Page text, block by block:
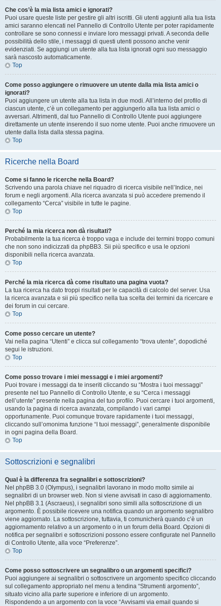
Che cos’è la mia lista amici e ignorati?
Puoi usare queste liste per gestire gli altri iscritti. Gli utenti aggiunti alla tua lista
amici saranno elencati nel Pannello di Controllo Utente per poter rapidamente
controllare se sono connessi e inviare loro messaggi privati. A seconda delle
possibilità dello stile, i messaggi di questi utenti possono anche venir
evidenziati. Se aggiungi un utente alla tua lista ignorati ogni suo messaggio
sarà nascosto automaticamente.
Top
Come posso aggiungere o rimuovere un utente dalla mia lista amici o
ignorati?
Puoi aggiungere un utente alla tua lista in due modi. All’interno del profilo di
ciascun utente, c’è un collegamento per aggiungerlo alla tua lista amici o
avversari. Altrimenti, dal tuo Pannello di Controllo Utente puoi aggiungere
direttamente un utente inserendo il suo nome utente. Puoi anche rimuovere un
utente dalla lista dalla stessa pagina.
Top
Ricerche nella Board
Come si fanno le ricerche nella Board?
Scrivendo una parola chiave nel riquadro di ricerca visibile nell’Indice, nei
forum e negli argomenti. Alla ricerca avanzata si può accedere premendo il
collegamento “Cerca” visibile in tutte le pagine.
Top
Perché la mia ricerca non dà risultati?
Probabilmente la tua ricerca è troppo vaga e include dei termini troppo comuni
che non sono indicizzati da phpBB3. Sii più specifico e usa le opzioni
disponibili nella ricerca avanzata.
Top
Perché la mia ricerca dà come risultato una pagina vuota?
La tua ricerca ha dato troppi risultati per le capacità di calcolo del server. Usa
la ricerca avanzata e sii più specifico nella tua scelta dei termini da ricercare e
dei forum in cui cercare.
Top
Come posso cercare un utente?
Vai nella pagina “Utenti” e clicca sul collegamento “trova utente”, dopodiché
segui le istruzioni.
Top
Come posso trovare i miei messaggi e i miei argomenti?
Puoi trovare i messaggi da te inseriti cliccando su “Mostra i tuoi messaggi”
presente nel tuo Pannello di Controllo Utente, e su “Cerca i messaggi
dell’utente” presente nella pagina del tuo profilo. Puoi cercare i tuoi argomenti,
usando la pagina di ricerca avanzata, compilando i vari campi
opportunamente. Puoi comunque trovare rapidamente i tuoi messaggi,
cliccando sull’omonima funzione “I tuoi messaggi”, generalmente disponibile
in ogni pagina della Board.
Top
Sottoscrizioni e segnalibri
Qual è la differenza fra segnalibri e sottoscrizioni?
Nel phpBB 3.0 (Olympus), i segnalibri lavorano in modo molto simile ai
segnalibri di un browser web. Non si viene avvisati in caso di aggiornamento.
Nel phpBB 3.1 (Ascraeus), i segnalibri sono simili alla sottoscrizione di un
argomento. È possibile ricevere una notifica quando un argomento segnalibro
viene aggiornato. La sottoscrizione, tuttavia, ti comunicherà quando c’è un
aggiornamento relativo a un argomento o in un forum della Board. Opzioni di
notifica per segnalibri e sottoscrizioni possono essere configurate nel Pannello
di Controllo Utente, alla voce “Preferenze”.
Top
Come posso sottoscrivere un segnalibro o un argomenti specifici?
Puoi aggiungere ai segnalibri o sottoscrivere un argomento specifico cliccando
sul collegamento appropriato nel menu a tendina “Strumenti argomento”,
situato vicino alla parte superiore e inferiore di un argomento.
Rispondendo a un argomento con la voce “Avvisami via email quando si